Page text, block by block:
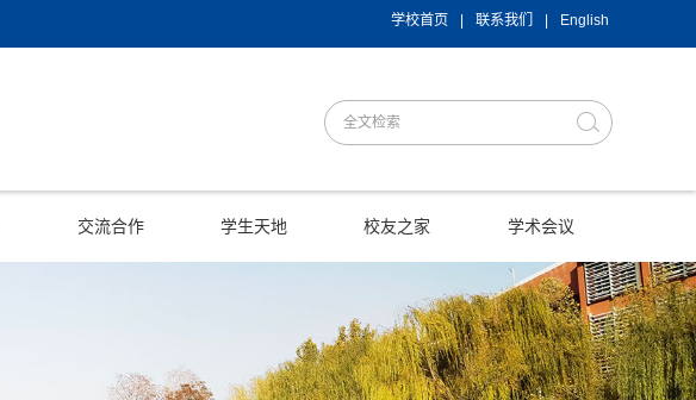
学校首页 联系我们 English
交流合作 学生天地 校友之家 学术会议